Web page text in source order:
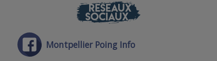
RÉSEAUX
SOCIAUX
Montpellier Poing Info